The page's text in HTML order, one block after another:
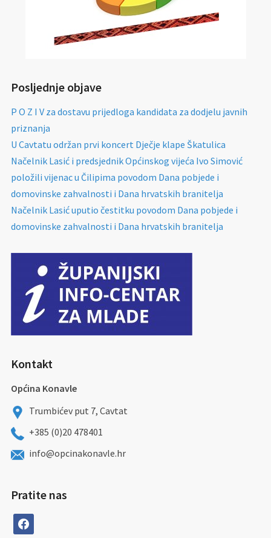
Posljednje objave
P O Z I V za dostavu prijedloga kandidata za dodjelu javnih
priznanja
U Cavtatu održan prvi koncert Dječje klape Škatulica
Načelnik Lasić i predsjednik Općinskog vijeća Ivo Simović
položili vijenac u Čilipima povodom Dana pobjede i
domovinske zahvalnosti i Dana hrvatskih branitelja
Načelnik Lasić uputio čestitku povodom Dana pobjede i
domovinske zahvalnosti i Dana hrvatskih branitelja
Kontakt
Općina Konavle
Trumbićev put 7, Cavtat
+385 (0)20 478401
info@opcinakonavle.hr
Pratite nas
facebook